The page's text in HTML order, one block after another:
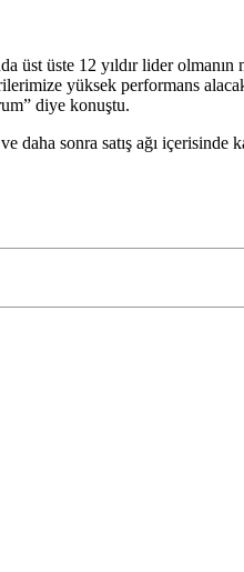
üste 12 yıldır lider
yüksek performans
diye konuştu.
daha sonra satış ağı